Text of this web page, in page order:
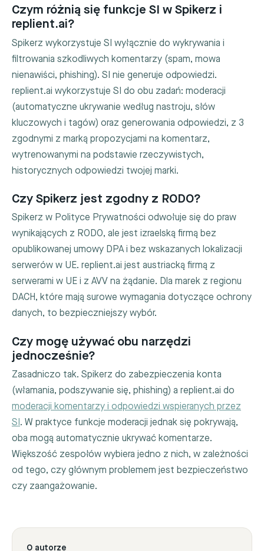
Czym różnią się funkcje SI w Spikerz i
replient.ai?
Spikerz wykorzystuje SI wyłącznie do wykrywania i
filtrowania szkodliwych komentarzy (spam, mowa
nienawiści, phishing). SI nie generuje odpowiedzi.
replient.ai wykorzystuje SI do obu zadań: moderacji
(automatyczne ukrywanie według nastroju, słów
kluczowych i tagów) oraz generowania odpowiedzi, z 3
zgodnymi z marką propozycjami na komentarz,
wytrenowanymi na podstawie rzeczywistych,
historycznych odpowiedzi twojej marki.
Czy Spikerz jest zgodny z RODO?
Spikerz w Polityce Prywatności odwołuje się do praw
wynikających z RODO, ale jest izraelską firmą bez
opublikowanej umowy DPA i bez wskazanych lokalizacji
serwerów w UE. replient.ai jest austriacką firmą z
serwerami w UE i z AVV na żądanie. Dla marek z regionu
DACH, które mają surowe wymagania dotyczące ochrony
danych, to bezpieczniejszy wybór.
Czy mogę używać obu narzędzi
jednocześnie?
Zasadniczo tak. Spikerz do zabezpieczenia konta
(włamania, podszywanie się, phishing) a replient.ai do
moderacji komentarzy i odpowiedzi wspieranych przez
SI. W praktyce funkcje moderacji jednak się pokrywają,
oba mogą automatycznie ukrywać komentarze.
Większość zespołów wybiera jedno z nich, w zależności
od tego, czy głównym problemem jest bezpieczeństwo
czy zaangażowanie.
O autorze